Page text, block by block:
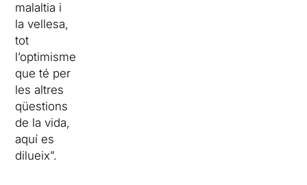
malaltia i
la vellesa,
tot
l’optimisme
que té per
les altres
qüestions
de la vida,
aquí es
dilueix”.